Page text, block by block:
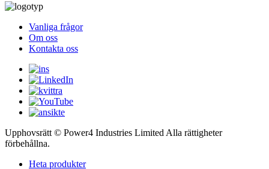
Vanliga frågor
Om oss
Kontakta oss
Upphovsrätt © Power4 Industries Limited Alla rättigheter
förbehållna.
Heta produkter